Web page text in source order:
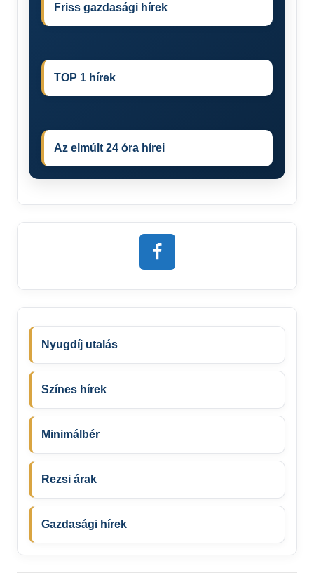
Friss gazdasági hírek
TOP 1 hírek
Az elmúlt 24 óra hírei
Nyugdíj utalás
Színes hírek
Minimálbér
Rezsi árak
Gazdasági hírek